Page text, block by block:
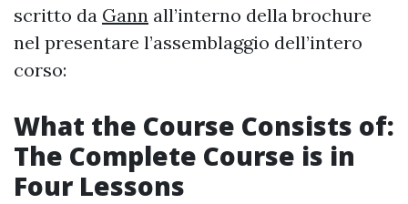
scritto da Gann all’interno della brochure
nel presentare l’assemblaggio dell’intero
corso:
What the Course Consists of:
The Complete Course is in
Four Lessons